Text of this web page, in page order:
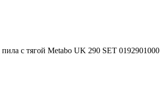
пила с тягой Metabo UK 290 SET 0192901000